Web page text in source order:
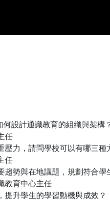
設計通識教育的組織與架構
任
力，請問學校可以有哪三
任
勢與在地議題，規劃符合學
教育中心主任
升學生的學習動機與成效？